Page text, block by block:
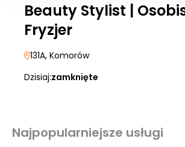
Beauty Stylist |
Fryzjer
131A, Komorów
Dzisiaj:zamknięte
Najpopularniejsze usługi